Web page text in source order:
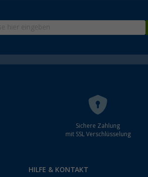
Sichere Zahlung
mit SSL Verschlüsselung
HILFE & KONTAKT